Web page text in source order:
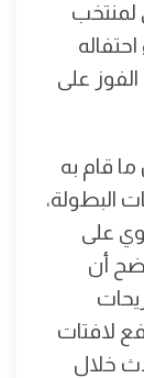
لمنتخب
بعد الفوز على
قام به
البطولة،
على
أن
لافتات
خلال